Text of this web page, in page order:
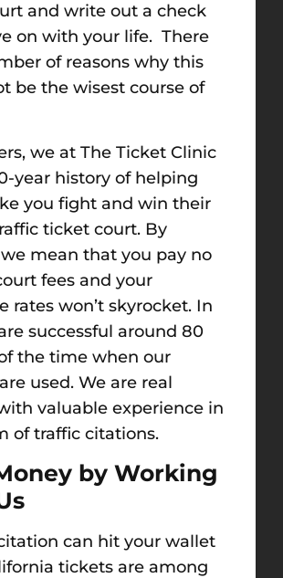
and write out a check
on with your life. There
of reasons why this
be the wisest course of
we at The Ticket Clinic
year history of helping
you fight and win their
ticket court. By
mean that you pay no
fees and your
rates won’t skyrocket. In
successful around 80
the time when our
used. We are real
valuable experience in
of traffic citations.
by Working
can hit your wallet
tickets are among